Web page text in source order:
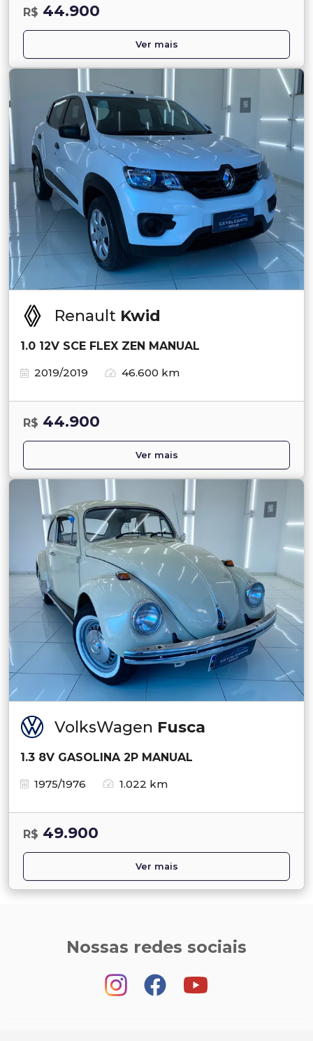
R$ 44.900
Ver mais
Renault Kwid
1.0 12V SCE FLEX ZEN MANUAL
2019/2019
46.600 km
R$ 44.900
Ver mais
VolksWagen Fusca
1.3 8V GASOLINA 2P MANUAL
1975/1976
1.022 km
R$ 49.900
Ver mais
Nossas redes sociais